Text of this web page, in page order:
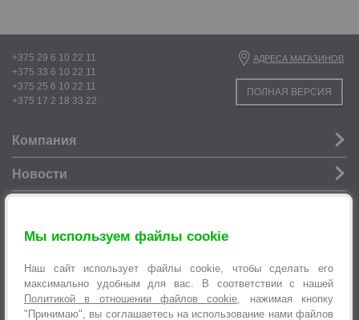
Мы используем файлы cookie
Наш сайт использует файлы cookie, чтобы сделать его
максимально удобным для вас. В соответствии с нашей
Политикой в отношении файлов cookie, нажимая кнопку
"Принимаю", вы соглашаетесь на использование нами файлов
+375 29 6 10 22 11
+375 33 6 10 22 11
+375 25 6 10 22 11
+375 17 2 18 33 22
АДРЕСА МАГАЗИНОВ
ПОЛНАЯ ВЕРСИЯ
Компания
Новости
Информация
Оформление заявок